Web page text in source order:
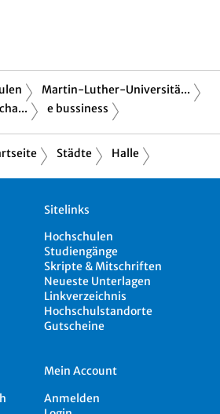
Martin-Luther-Universitä...
e bussiness
Städte Halle
Sitelinks
Hochschulen
Studiengänge
Skripte & Mitschriften
Neueste Unterlagen
Linkverzeichnis
Hochschulstandorte
Gutscheine
Mein Account
Anmelden